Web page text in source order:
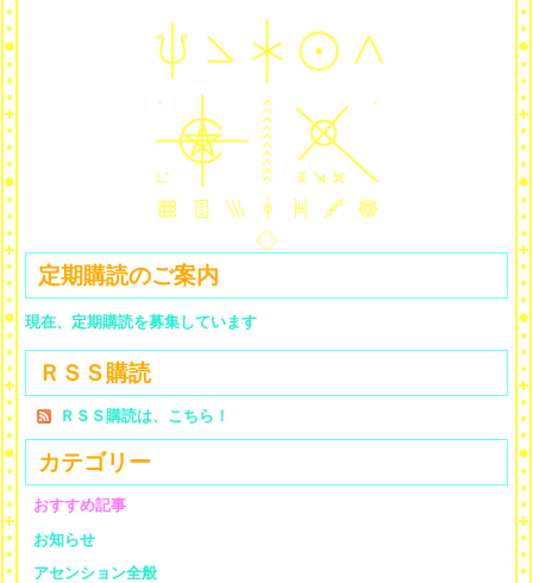
定期購読のご案内
現在、定期購読を募集しています
ＲＳＳ購読
ＲＳＳ購読は、こちら！
カテゴリー
おすすめ記事
お知らせ
アセンション全般